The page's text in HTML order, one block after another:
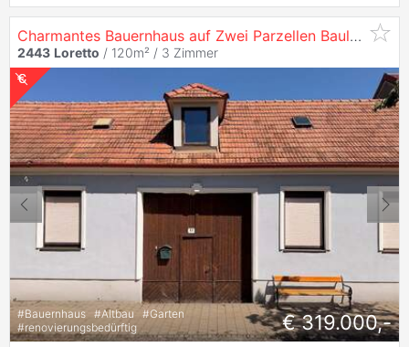
Charmantes Bauernhaus auf Zwei Parzellen Bauland in Zentraler Lage von
2443 Loretto / 120m² / 3 Zimmer
#Bauernhaus #Altbau #Garten
#renovierungsbedürftig € 319.000,-